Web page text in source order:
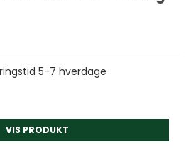
5-7 hverdage
VIS PRODUKT